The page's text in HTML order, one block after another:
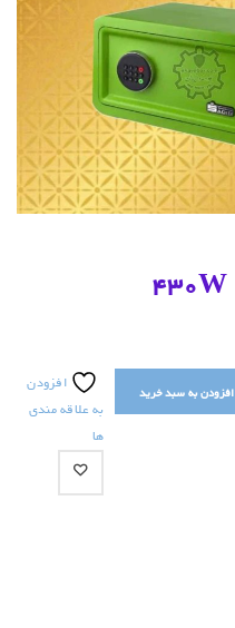
افزودن به سبد خرید
افزودن
به علاقه مندی
ها